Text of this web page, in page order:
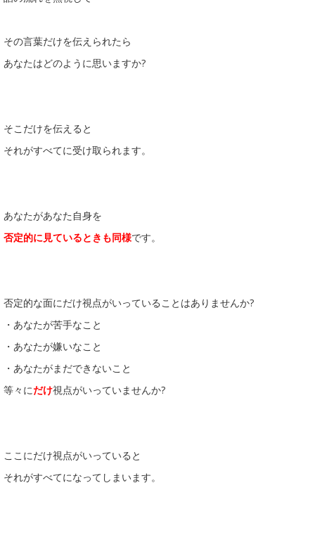
その言葉だけを伝えられたら
あなたはどのように思いますか?
そこだけを伝えると
それがすべてに受け取られます。
あなたがあなた自身を
否定的に見ているとき も同様です。
否定的な面にだけ視点がいっていることはありませんか?
・あなたが苦手なこと
・あなたが嫌いなこと
・あなたがまだできないこと
等々にだけ視点がいっていませんか?
ここにだけ視点がいっていると
それがすべてになってしまいます。